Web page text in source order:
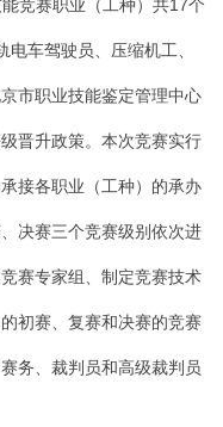
竞赛职业（工种）共17个
电车驾驶员、压缩机工、
市职业技能鉴定管理中心
晋升政策。本次竞赛实行
接各职业（工种）的承办
决赛三个竞赛级别依次进
赛专家组、制定竞赛技术
初赛、复赛和决赛的竞赛
务、裁判员和高级裁判员